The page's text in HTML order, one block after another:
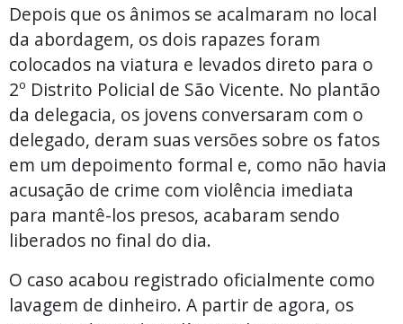
Depois que os ânimos se acalmaram no local
da abordagem, os dois rapazes foram
colocados na viatura e levados direto para o
2º Distrito Policial de São Vicente. No plantão
da delegacia, os jovens conversaram com o
delegado, deram suas versões sobre os fatos
em um depoimento formal e, como não havia
acusação de crime com violência imediata
para mantê-los presos, acabaram sendo
liberados no final do dia.
O caso acabou registrado oficialmente como
lavagem de dinheiro. A partir de agora, os